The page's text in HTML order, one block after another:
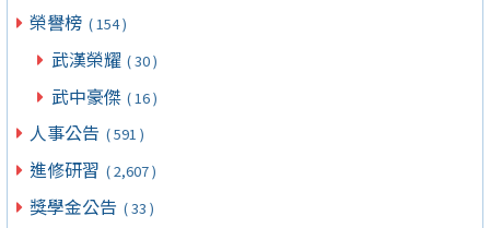
榮譽榜 ( 154 )
武漢榮耀 ( 30 )
武中豪傑 ( 16 )
人事公告 ( 591 )
進修研習 ( 2,607 )
獎學金公告 ( 33 )